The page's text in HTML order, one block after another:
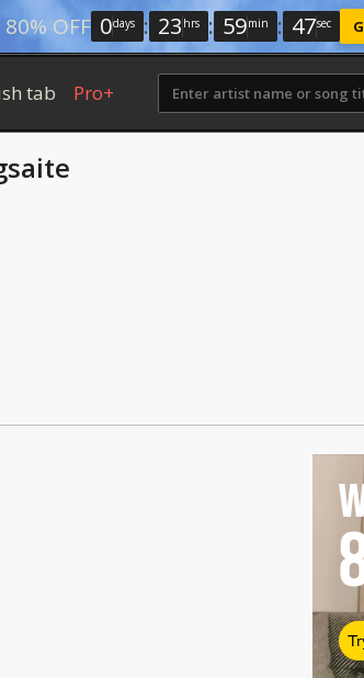
OFF 0days : 23 hrs : 59min : 47sec
tab Pro+